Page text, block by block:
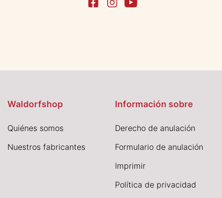
Waldorfshop
Quiénes somos
Nuestros fabricantes
Información sobre
Derecho de anulación
Formulario de anulación
Imprimir
Política de privacidad